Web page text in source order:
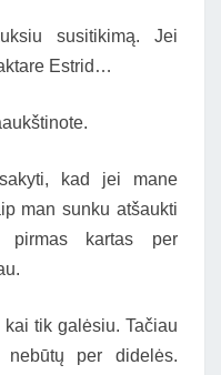
susitikimą. Jei
Estrid…
kad jei mane
man sunku atšaukti
pirmas kartas per
tik galėsiu. Tačiau
per didelės.